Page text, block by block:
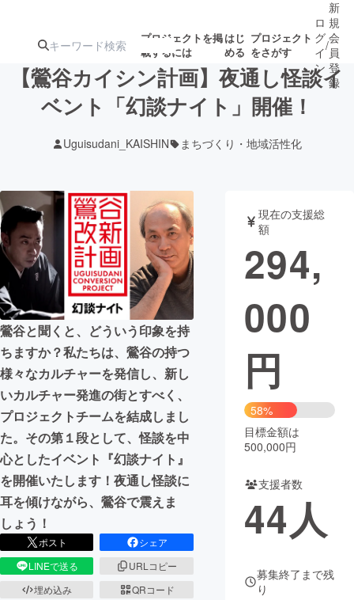
プロジェクトを掲
載するには
はじ
める
プロジェクト
をさがす
ターン
ジェクト
募集終了が近いプ
ロジェクト
もうすぐ公開
されます
アート・写真 音楽
テクノロジー・ガジェット ゲーム・サ
映像・映画
ビジネス・起業
まちづくり・地域活性化
CAMPFIRE for Social Good
CAMPFIRE Creation
CAMPFIREふるさと納税
コミュニティ
ロ
グ
イ
ン
/
新
規
会
員
登
録
【鶯谷カイシン計画】夜通し怪談イ
ベント「幻談ナイト」開催！
Uguisudani_KAISHIN まちづくり・地域活性化
鶯谷と聞くと、どういう印象を持
ちますか？私たちは、鶯谷の持つ
様々なカルチャーを発信し、新し
いカルチャー発進の街とすべく、
プロジェクトチームを結成しまし
た。その第１段として、怪談を中
心としたイベント『幻談ナイト』
を開催いたします！夜通し怪談に
耳を傾けながら、鶯谷で震えま
しょう！
ポスト
シェア
LINEで送る
URLコピー
埋め込み
QRコード
現在の支援総
額
294,
000
円
58%
目標金額は
500,000円
支援者数
44人
募集終了まで残
り